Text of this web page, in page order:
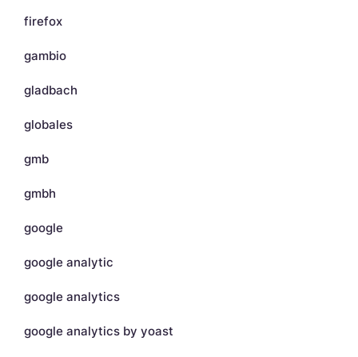
firefox
gambio
gladbach
globales
gmb
gmbh
google
google analytic
google analytics
google analytics by yoast